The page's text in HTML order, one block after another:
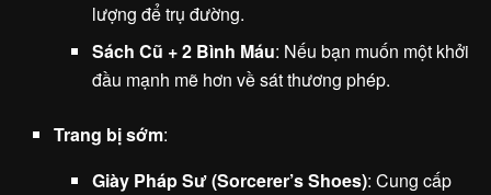
lượng để trụ đường.
Sách Cũ + 2 Bình Máu: Nếu bạn muốn một khởi
đầu mạnh mẽ hơn về sát thương phép.
Trang bị sớm:
Giày Pháp Sư (Sorcerer’s Shoes): Cung cấp